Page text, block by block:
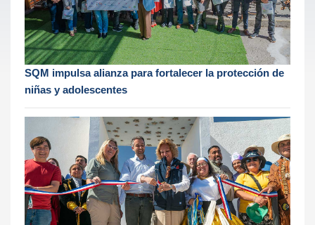
SQM impulsa alianza para fortalecer la protección de
niñas y adolescentes